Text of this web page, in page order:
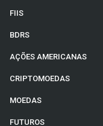
FIIS
BDRS
AÇÕES AMERICANAS
CRIPTOMOEDAS
MOEDAS
FUTUROS